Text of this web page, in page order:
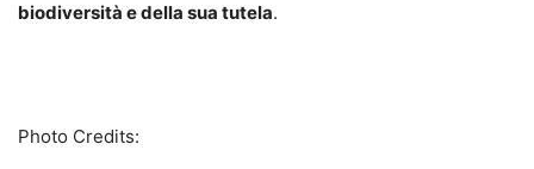
biodiversità e della sua tutela.
Photo Credits: